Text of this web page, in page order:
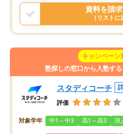
資料を請
（リストに
キャンペーン
塾探しの窓口から入塾する
スタディコーチ
評価
対象学年 中1～中3 高1～高3 浪